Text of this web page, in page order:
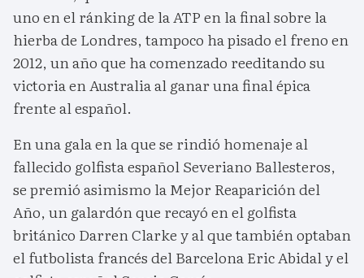
uno en el ránking de la ATP en la final sobre la
hierba de Londres, tampoco ha pisado el freno en
2012, un año que ha comenzado reeditando su
victoria en Australia al ganar una final épica
frente al español.
En una gala en la que se rindió homenaje al
fallecido golfista español Severiano Ballesteros,
se premió asimismo la Mejor Reaparición del
Año, un galardón que recayó en el golfista
británico Darren Clarke y al que también optaban
el futbolista francés del Barcelona Eric Abidal y el